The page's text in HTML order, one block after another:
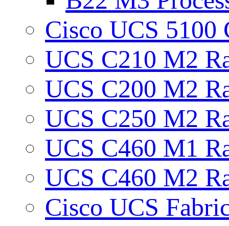
Cisco UCS 5100
UCS C210 M2
UCS C200 M2
UCS C250 M2
UCS C460 M1
UCS C460 M2
Cisco UCS